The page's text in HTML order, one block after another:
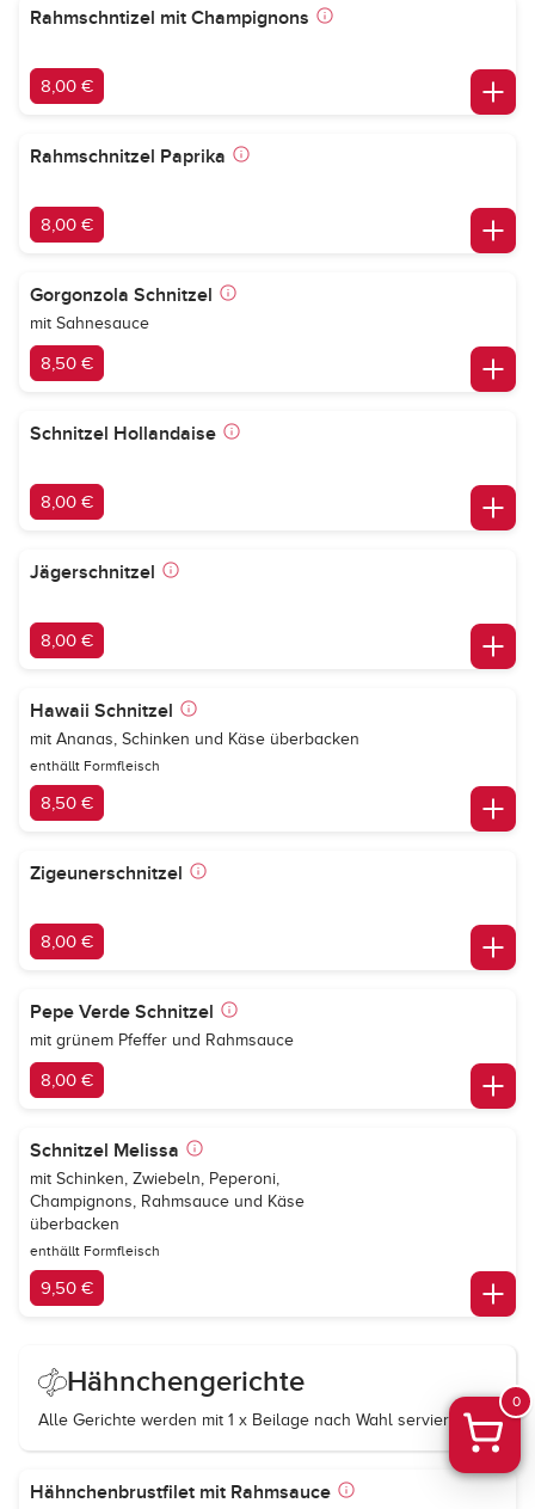
Rahmschntizel mit Champignons
8,00 €
Rahmschnitzel Paprika
8,00 €
Gorgonzola Schnitzel
mit Sahnesauce
8,50 €
Schnitzel Hollandaise
8,00 €
Jägerschnitzel
8,00 €
Hawaii Schnitzel
mit Ananas, Schinken und Käse überbacken
enthällt Formfleisch
8,50 €
Zigeunerschnitzel
8,00 €
Pepe Verde Schnitzel
mit grünem Pfeffer und Rahmsauce
8,00 €
Schnitzel Melissa
mit Schinken, Zwiebeln, Peperoni,
Champignons, Rahmsauce und Käse
überbacken
enthällt Formfleisch
9,50 €
Hähnchengerichte
Alle Gerichte werden mit 1 x Beilage nach Wahl serviert.
Hähnchenbrustfilet mit Rahmsauce
0